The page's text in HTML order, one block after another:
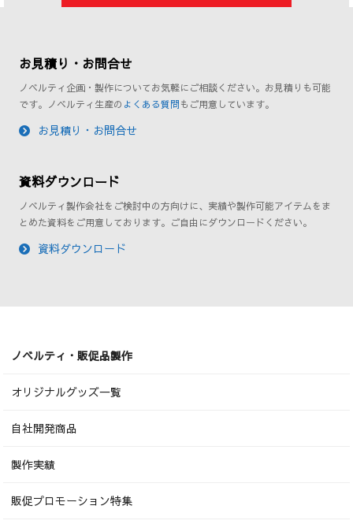
お見積り・お問合せ
ノベルティ企画・製作についてお気軽にご相談ください。お見積りも可能
です。ノベルティ生産の よくある質問もご用意しています。
お見積り・お問合せ
資料ダウンロード
ノベルティ製作会社をご検討中の方向けに、実績や製作可能アイテムをま
とめた資料をご用意しております。ご自由にダウンロードください。
資料ダウンロード
ノベルティ・販促品製作
オリジナルグッズ一覧
自社開発商品
製作実績
販促プロモーション特集